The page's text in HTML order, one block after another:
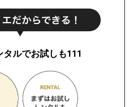
タルでお試しも111